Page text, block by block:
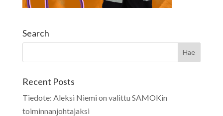
Search
Recent Posts
Tiedote: Aleksi Niemi on valittu SAMOKin
toiminnanjohtajaksi